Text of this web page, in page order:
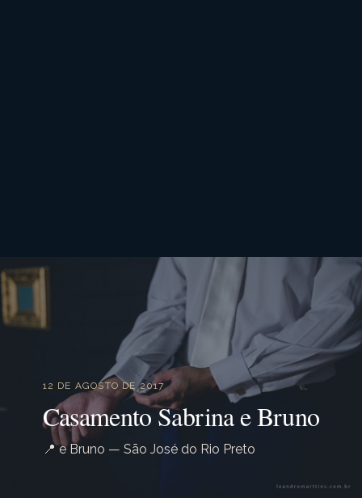
12 DE AGOSTO DE 2017
Casamento Sabrina e Bruno
📍 e Bruno — São José do Rio Preto